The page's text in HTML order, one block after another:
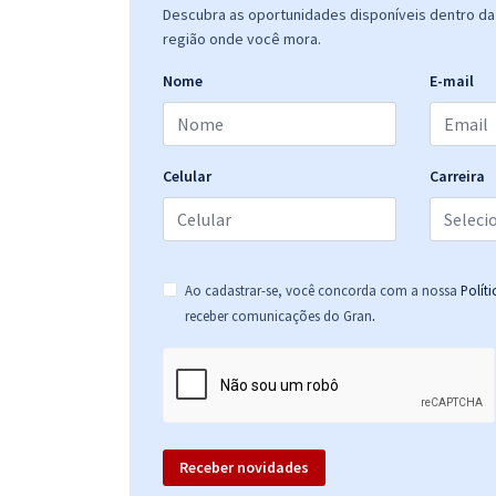
de Professor Ensino Fundamental (Anos Finais) ou
Médio - História (Pré-Edital)
SEDUC CE - Secretaria da Educação do Estado do
Ceará - Professor Ensino Fundamental (Anos Finais)
SEDUC CE - Secretaria da Educação do Estado do
ou Médio - Língua Inglesa (Pré-Edital)
Ceará - Conhecimentos Específicos para Professor
Ensino Fundamental (anos finais) ou Médio - Língua
Inglesa (Pré-Edital)
Descubra as oportunidades disponíveis dentro
região onde você mora.
Nome E-mail
Celular Carreira
Ao cadastrar-se, você concorda com a nossa
receber comunicações do Gran.
Receber novidades